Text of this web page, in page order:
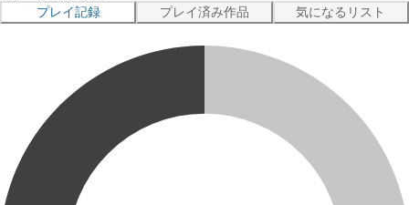
プレイ記録 プレイ済み作品 気になるリスト